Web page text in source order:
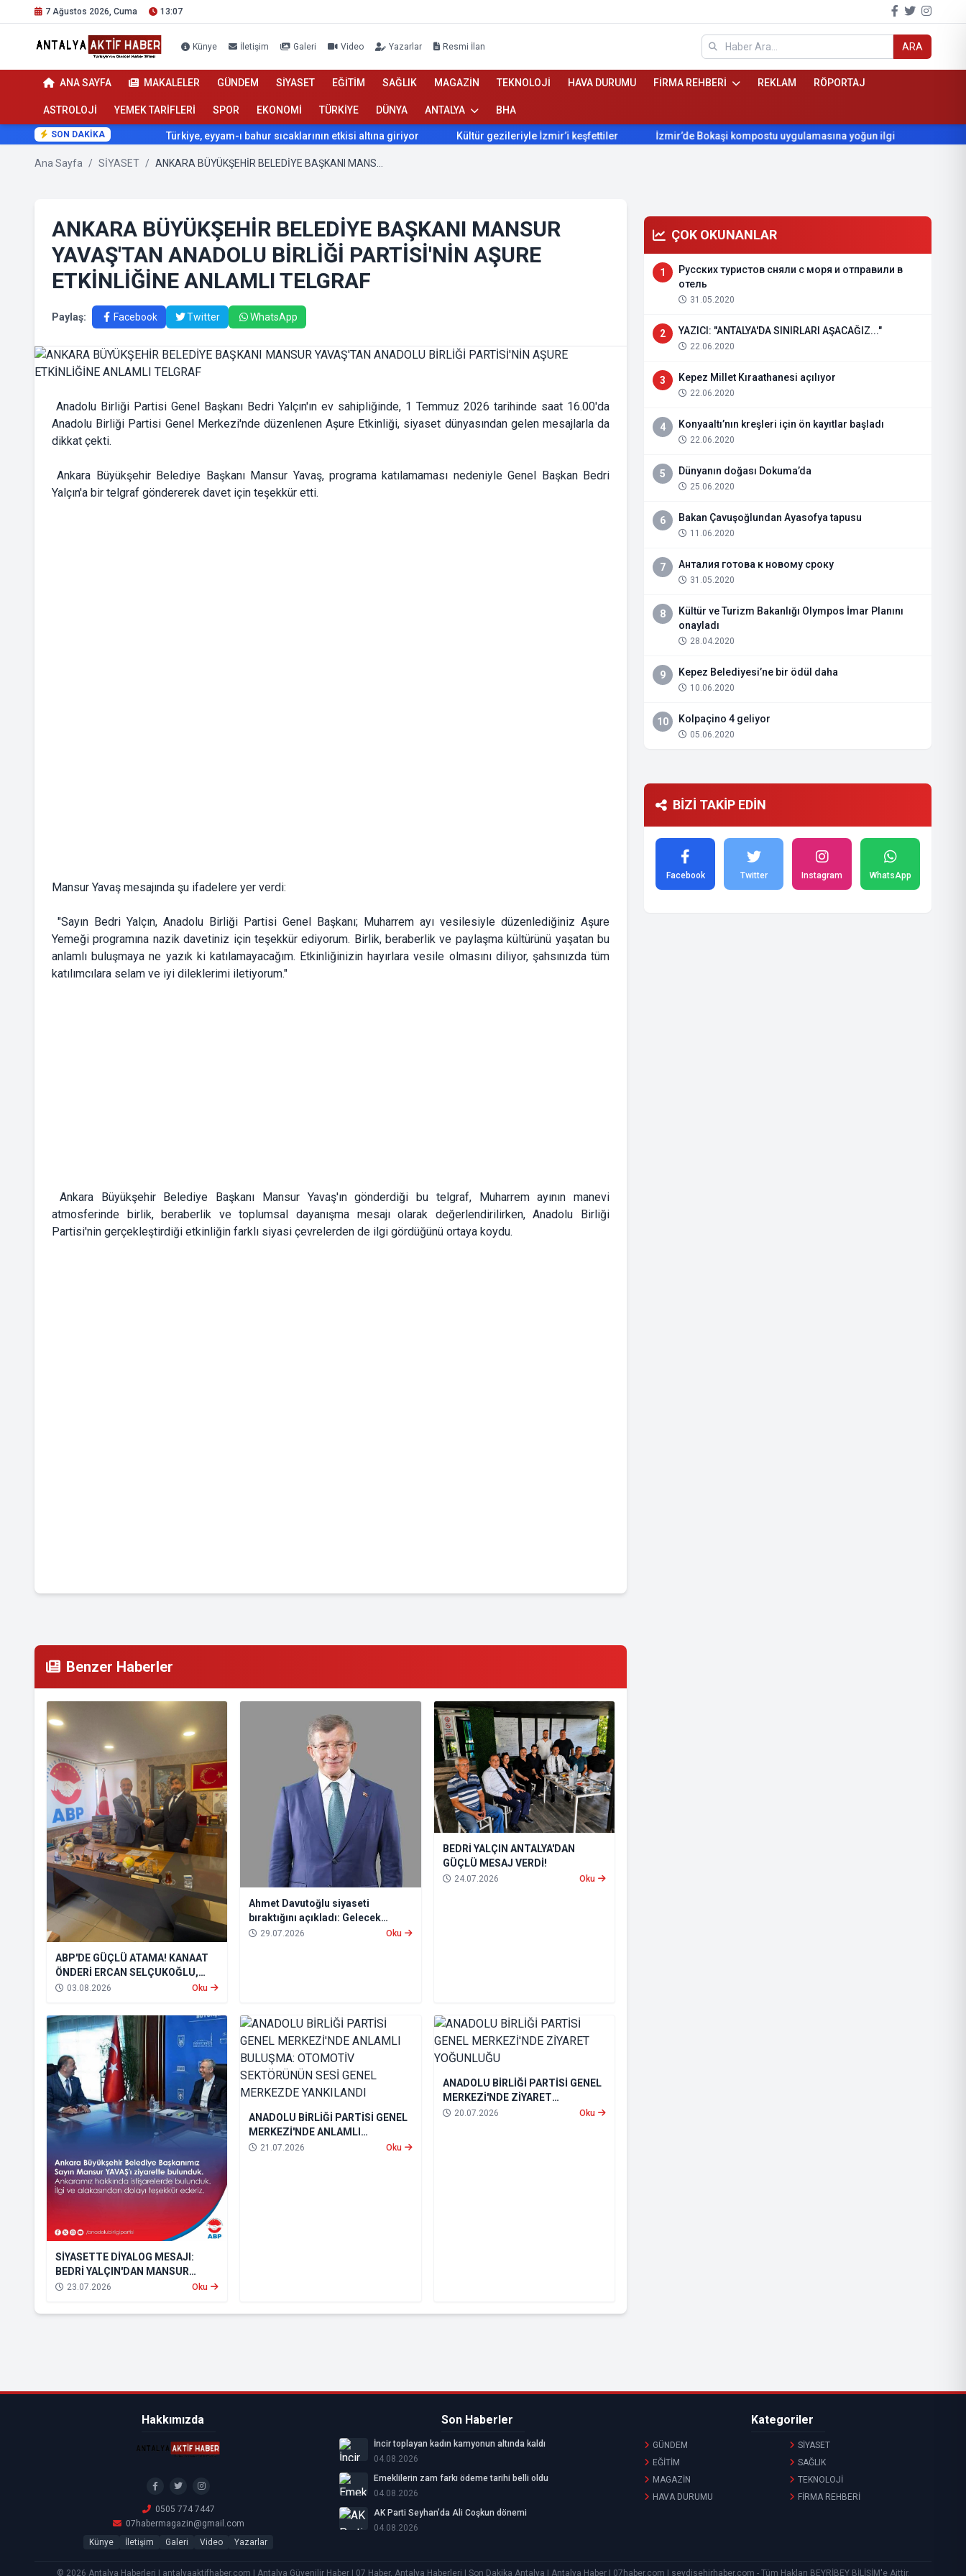
7 Ağustos 2026, Cuma 13:07
Künye İletişim Galeri Video Yazarlar Resmi İlan ARA
ANA SAYFA MAKALELER GÜNDEM SİYASET EĞİTİM SAĞLIK MAGAZİN TEKNOLOJİ HAVA DURUMU FİRMA REHBERİ REKLAM RÖPORTAJ
ASTROLOJİ YEMEK TARİFLERİ SPOR EKONOMİ TÜRKİYE DÜNYA ANTALYA BHA
SON DAKİKA Türkiye, eyyam-ı bahur sıcaklarının etkisi altına giriyor Kültür gezileriyle İzmir’i keşfettiler İzmir’de Bokaşi kompostu uygulamasına yoğun ilgi Beydağ’ın
Ana Sayfa / SİYASET /
ANKARA BÜYÜKŞEHİR BELEDİYE BAŞKANI MANSUR
YAVAŞ'TAN ANADOLU BİRLİĞİ PARTİSİ'NİN AŞURE
ETKİNLİĞİNE ANLAMLI TELGRAF
Paylaş: Facebook Twitter WhatsApp
Anadolu Birliği Partisi Genel Başkanı Bedri Yalçın'ın ev sahipliğinde, 1 Temmuz 2026 tarihinde saat 16.00'da
Anadolu Birliği Partisi Genel Merkezi'nde düzenlenen Aşure Etkinliği, siyaset dünyasından gelen mesajlarla da
dikkat çekti.
Ankara Büyükşehir Belediye Başkanı Mansur Yavaş, programa katılamaması nedeniyle Genel Başkan Bedri
Yalçın'a bir telgraf göndererek davet için teşekkür etti.
Mansur Yavaş mesajında şu ifadelere yer verdi:
"Sayın Bedri Yalçın, Anadolu Birliği Partisi Genel Başkanı; Muharrem ayı vesilesiyle düzenlediğiniz Aşure
Yemeği programına nazik davetiniz için teşekkür ediyorum. Birlik, beraberlik ve paylaşma kültürünü yaşatan bu
anlamlı buluşmaya ne yazık ki katılamayacağım. Etkinliğinizin hayırlara vesile olmasını diliyor, şahsınızda tüm
katılımcılara selam ve iyi dileklerimi iletiyorum."
Ankara Büyükşehir Belediye Başkanı Mansur Yavaş'ın gönderdiği bu telgraf, Muharrem ayının manevi
atmosferinde birlik, beraberlik ve toplumsal dayanışma mesajı olarak değerlendirilirken, Anadolu Birliği
Partisi'nin gerçekleştirdiği etkinliğin farklı siyasi çevrelerden de ilgi gördüğünü ortaya koydu.
Benzer Haberler
ABP'DE GÜÇLÜ ATAMA! KANAAT
ÖNDERİ ERCAN SELÇUKOĞLU,
TÜM BÖLGELERDEN SORUMLU
03.08.2026 Oku
Ahmet Davutoğlu siyaseti
bıraktığını açıkladı: Gelecek
Partisi’ni feshetti
29.07.2026 Oku
BEDRİ YALÇIN ANTALYA'DAN
GÜÇLÜ MESAJ VERDİ!
24.07.2026 Oku
SİYASETTE DİYALOG MESAJI:
BEDRİ YALÇIN'DAN MANSUR
YAVAŞ'A ANLAMLI ZİYARET
23.07.2026 Oku
ANADOLU BİRLİĞİ PARTİSİ GENEL
MERKEZİ'NDE ANLAMLI
BULUŞMA: OTOMOTİV
21.07.2026 Oku
ANADOLU BİRLİĞİ PARTİSİ GENEL
MERKEZİ'NDE ZİYARET
YOĞUNLUĞU
20.07.2026 Oku
ÇOK OKUNANLAR
1
Русских туристов сняли с моря и отправили в
отель
31.05.2020
2 YAZICI: "ANTALYA'DA SINIRLARI AŞACAĞIZ..."
22.06.2020
3 Kepez Millet Kıraathanesi açılıyor
22.06.2020
4 Konyaaltı’nın kreşleri için ön kayıtlar başladı
22.06.2020
5 Dünyanın doğası Dokuma’da
25.06.2020
6 Bakan Çavuşoğlundan Ayasofya tapusu
11.06.2020
7 Анталия готова к новому сроку
31.05.2020
8
Kültür ve Turizm Bakanlığı Olympos İmar Planını
onayladı
28.04.2020
9 Kepez Belediyesi’ne bir ödül daha
10.06.2020
10 Kolpaçino 4 geliyor
05.06.2020
BİZİ TAKİP EDİN
Facebook Twitter Instagram WhatsApp
Hakkımızda
0505 774 7447
07habermagazin@gmail.com
Künye
İletişim Galeri Video Yazarlar
Son Haberler
İncir toplayan kadın kamyonun altında kaldı
04.08.2026
Emeklilerin zam farkı ödeme tarihi belli oldu
04.08.2026
AK Parti Seyhan’da Ali Coşkun dönemi
04.08.2026
Kategoriler
GÜNDEM
SİYASET
EĞİTİM
SAĞLIK
MAGAZİN
TEKNOLOJİ
HAVA DURUMU
FİRMA REHBERİ
© 2026 Antalya Haberleri | antalyaaktifhaber.com | Antalya Güvenilir Haber | 07 Haber, Antalya Haberleri | Son Dakika Antalya | Antalya Haber | 07haber.com | seydisehirhaber.com - Tüm Hakları BEYRİBEY BİLİŞİM 'e Aittir.